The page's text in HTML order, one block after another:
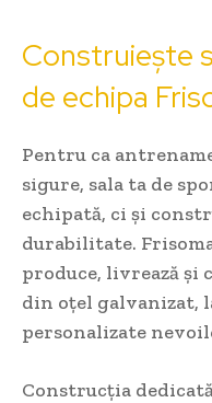
Construiește
de echipa
Pentru ca
sigure, sala ta de
echipată, ci și
durabilitate.
produce, livrează și
din oțel galvanizat,
personalizate
Construcția